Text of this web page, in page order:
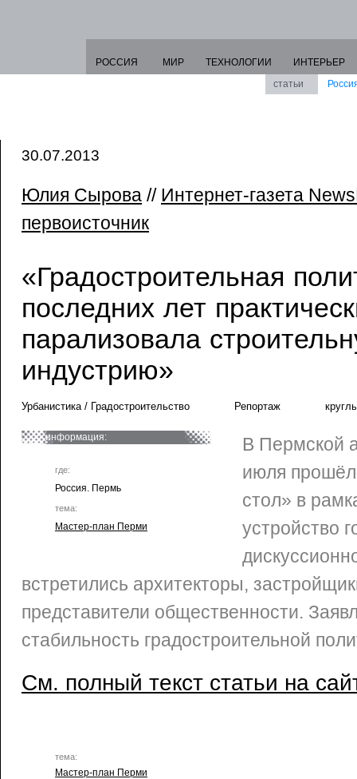
РОССИЯ МИР ТЕХНОЛОГИИ
ИНТЕРЬЕР
статьи
30.07.2013
Юлия Сырова // Интернет-газета
первоисточник
«Градостроительная
последних лет
парализовала
индустрию»
Урбанистика / Градостроительство Репортаж
информация:
где:
Россия. Пермь
тема:
Мастер-план Перми
В Пермской
июля
стол» в
устройство
встретились архитекторы,
представители общественности.
стабильность градостроительной
См. полный текст статьи на
тема:
Мастер-план Перми